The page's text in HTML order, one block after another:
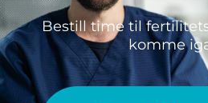
Bestill time til
komme